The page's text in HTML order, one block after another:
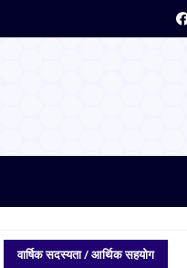
वार्षिक सदस्यता / आर्थिक सहयोग